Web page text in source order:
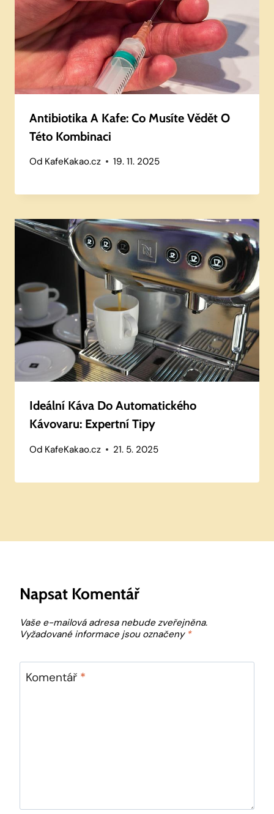
Antibiotika A Kafe: Co Musíte Vědět O
Této Kombinaci
Od KafeKakao.cz 19. 11. 2025
Ideální Káva Do Automatického
Kávovaru: Expertní Tipy
Od KafeKakao.cz 21. 5. 2025
Napsat Komentář
Vaše e-mailová adresa nebude zveřejněna.
Vyžadované informace jsou označeny *
Komentář *